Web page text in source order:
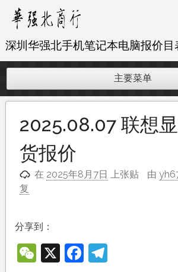
内深圳华强北手机笔记本电脑报价
主要菜单
2025.08.07 联想
货报价
在 2025年8月7日 上张贴 由
复
分享到：
WeChat
X Facebook